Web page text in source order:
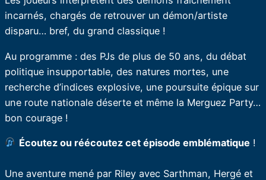
incarnés, chargés de retrouver un démon/artiste
disparu… bref, du grand classique !
Au programme : des PJs de plus de 50 ans, du débat
politique insupportable, des natures mortes, une
recherche d’indices explosive, une poursuite épique sur
une route nationale déserte et même la Merguez Party…
bon courage !
Écoutez ou réécoutez cet épisode emblématique !
Une aventure mené par Riley avec Sarthman, Hergé et